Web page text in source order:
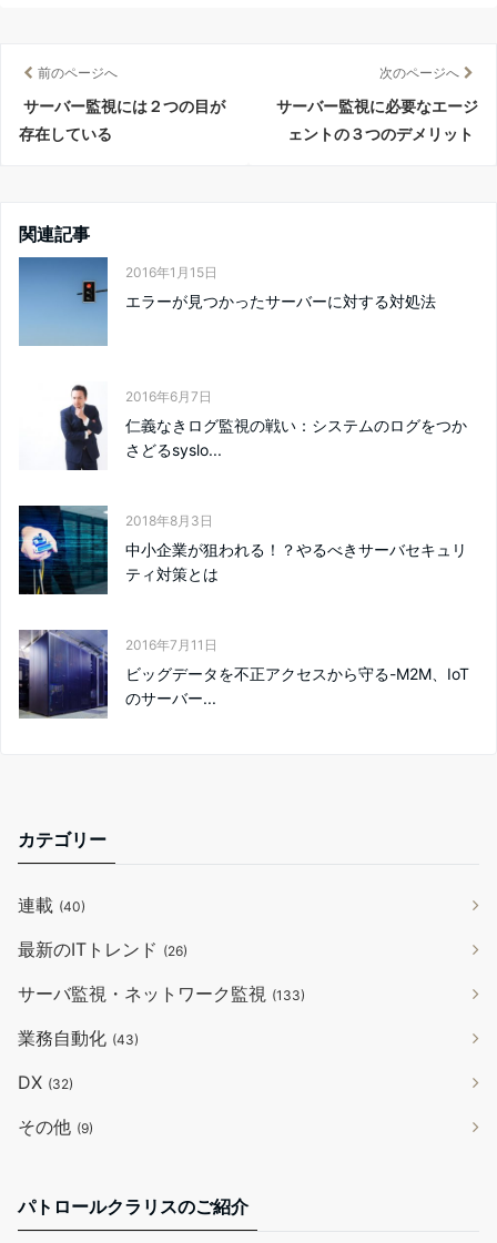
前のページへ
サーバー監視には２つの目が
存在している
次のページへ
サーバー監視に必要なエージ
ェントの３つのデメリット
関連記事
2016年1月15日
エラーが見つかったサーバーに対する対処法
2016年6月7日
仁義なきログ監視の戦い：システムのログをつか
さどるsyslo...
2018年8月3日
中小企業が狙われる！？やるべきサーバセキュリ
ティ対策とは
2016年7月11日
ビッグデータを不正アクセスから守る-M2M、IoT
のサーバー...
カテゴリー
連載 (40)
最新のITトレンド (26)
サーバ監視・ネットワーク監視 (133)
業務自動化 (43)
DX (32)
その他 (9)
パトロールクラリスのご紹介